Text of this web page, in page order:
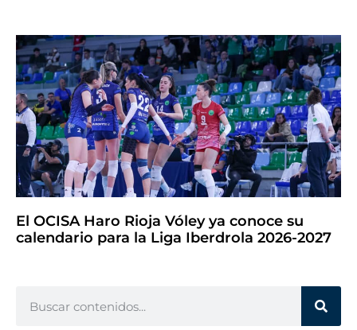
El OCISA Haro Rioja Vóley ya conoce su
calendario para la Liga Iberdrola 2026-2027